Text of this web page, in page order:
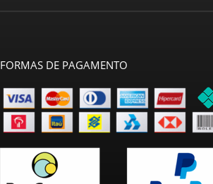
FORMAS DE PAGAMENTO